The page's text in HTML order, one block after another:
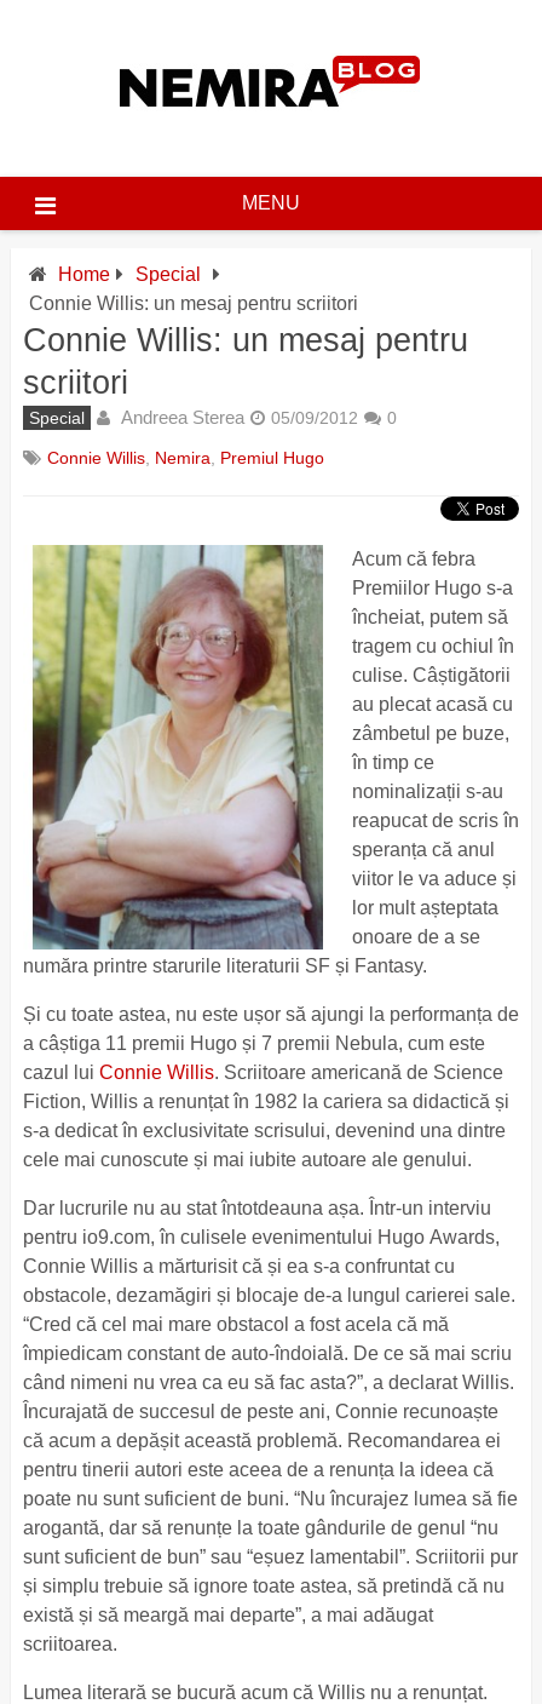
MENU
Home
Special
Connie Willis: un mesaj pentru scriitori
Connie Willis: un mesaj pentru
scriitori
Special Andreea Sterea 05/09/2012 0
Connie Willis, Nemira Premiul Hugo
Acum că febra
Premiilor Hugo s-a
încheiat, putem să
tragem cu ochiul în
culise. Câștigătorii
au plecat acasă cu
zâmbetul pe buze,
în timp ce
nominalizații s-au
reapucat de scris în
speranța că anul
viitor le va aduce și
lor mult așteptata
onoare de a se
număra printre starurile literaturii SF și Fantasy.
Și cu toate astea, nu este ușor să ajungi la performanța de
a câștiga 11 premii Hugo și 7 premii Nebula, cum este
cazul lui Connie Willis. Scriitoare americană de Science
Fiction, Willis a renunțat în 1982 la cariera sa didactică și
s-a dedicat în exclusivitate scrisului, devenind una dintre
cele mai cunoscute și mai iubite autoare ale genului.
Dar lucrurile nu au stat întotdeauna așa. Într-un interviu
pentru io9.com, în culisele evenimentului Hugo Awards,
Connie Willis a mărturisit că și ea s-a confruntat cu
obstacole, dezamăgiri și blocaje de-a lungul carierei sale.
“Cred că cel mai mare obstacol a fost acela că mă
împiedicam constant de auto-îndoială. De ce să mai scriu
când nimeni nu vrea ca eu să fac asta?”, a declarat Willis.
Încurajată de succesul de peste ani, Connie recunoaște
că acum a depășit această problemă. Recomandarea ei
pentru tinerii autori este aceea de a renunța la ideea că
poate nu sunt suficient de buni. “Nu încurajez lumea să fie
arogantă, dar să renunțe la toate gândurile de genul “nu
sunt suficient de bun” sau “eșuez lamentabil”. Scriitorii pur
și simplu trebuie să ignore toate astea, să pretindă că nu
există și să meargă mai departe”, a mai adăugat
scriitoarea.
Lumea literară se bucură acum că Willis nu a renunțat.